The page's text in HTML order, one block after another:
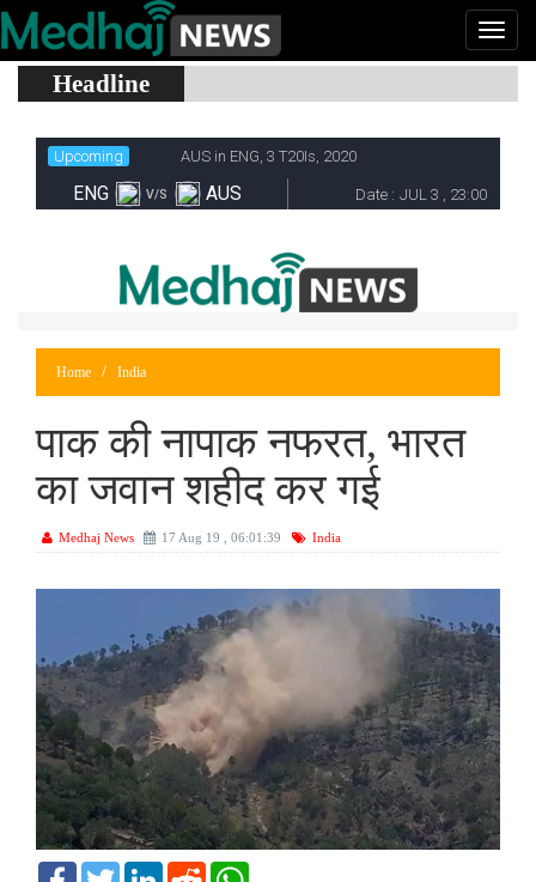
Headline
Home India
पाक की नापाक नफरत, भारत
का जवान शहीद कर गई
Medhaj News 17 Aug 19 , 06:01:39 India
F
T
L
R